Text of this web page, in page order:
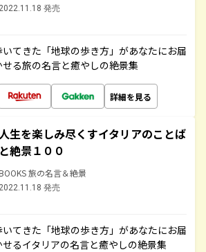
2022.11.18 発売
てきた「地球の歩き方」があなたにお届
る旅の名言と癒やしの絶景集
詳細を見る
生を楽しみ尽くすイタリアのことば
と絶景１００
旅の名言＆絶景
2022.11.18 発売
てきた「地球の歩き方」があなたにお届
るイタリアの名言と癒やしの絶景集